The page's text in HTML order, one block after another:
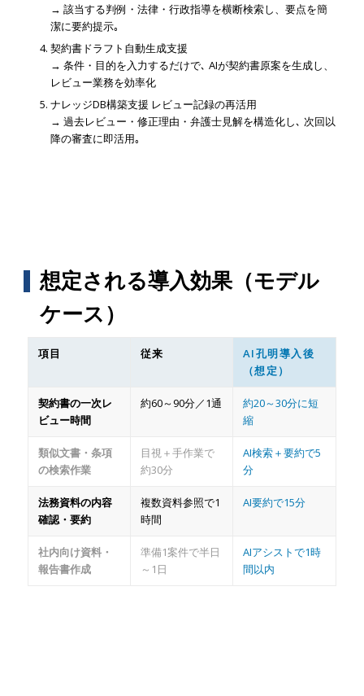
→ 該当する判例・法律・行政指導を横断検索し、要点を簡
潔に要約提示｡
契約書ドラフト自動生成支援
→ 条件・目的を入力するだけで､ AIが契約書原案を生成し、
レビュー業務を効率化
ナレッジDB構築支援 レビュー記録の再活用
→ 過去レビュー・修正理由・弁護士見解を構造化し､ 次回以
降の審査に即活用｡
想定される導入効果（モデル
ケース）
項目 従来
AI孔明導入後
（想定）
契約書の一次レ
ビュー時間
約60～90分／1通
約20～30分に短
縮
類似文書・条項
の検索作業
目視＋手作業で
約30分
AI検索＋要約で5
分
法務資料の内容
確認・要約
複数資料参照で1
時間
AI要約で15分
社内向け資料・
報告書作成
準備1案件で半日
～1日
AIアシストで1時
間以内